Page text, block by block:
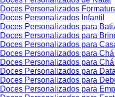
Doces Personalizados
Doces Personalizados Infantil
Doces Personalizados para
Doces Personalizados para
Doces Personalizados para
Doces Personalizados para
Doces Personalizados para
Doces Personalizados para
Doces Personalizados para
Doces Personalizados para